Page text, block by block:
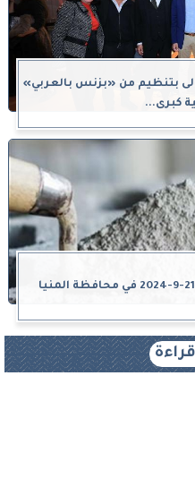
بتنظيم من «بزنس بالعربي»
كبرى...